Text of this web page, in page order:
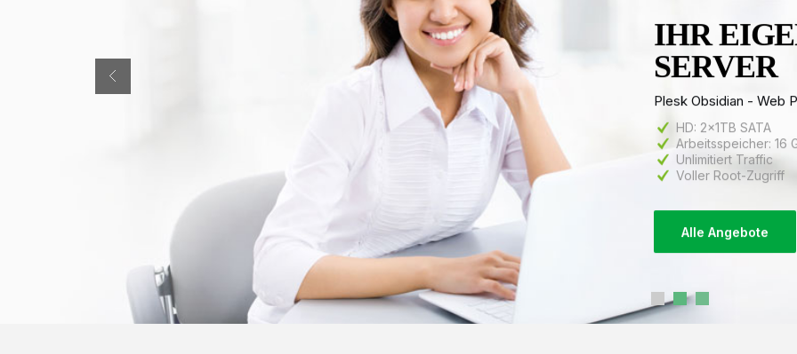
Plesk Obsidian - Web
HD: 2x1TB SATA
Arbeitsspeicher: 16
Voller Root-Zugriff
Alle Angebote